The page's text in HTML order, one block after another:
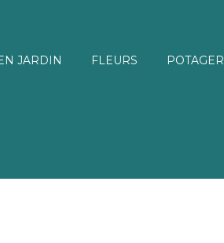
JARDIN FLEURS POTAGER